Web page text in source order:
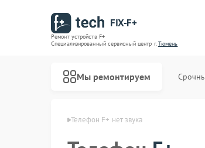
FIX-F+
Ремонт устройств F+
Специализированный cервисный центр г.Тюмень
Мы ремонтируем
Телефон F+ нет звука